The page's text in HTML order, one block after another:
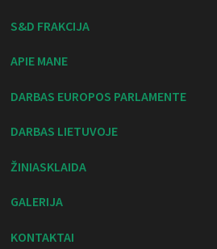
S&D FRAKCIJA
APIE MANE
DARBAS EUROPOS PARLAMENTE
DARBAS LIETUVOJE
ŽINIASKLAIDA
GALERIJA
KONTAKTAI